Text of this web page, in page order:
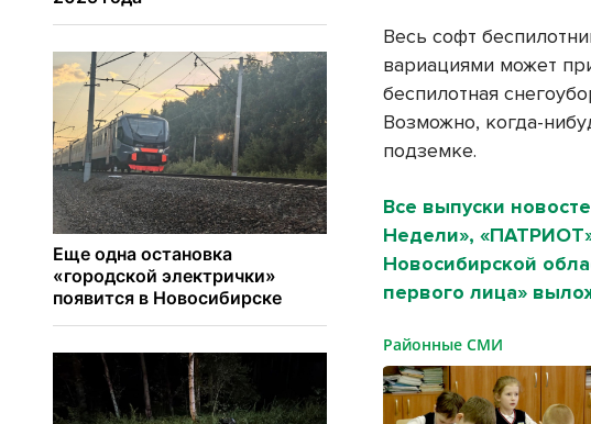
Весь софт
вариациями может
беспилотная
Возможно, когда-
подземке.
Все выпуски
Недели»,
Новосибирской
первого лица»
Районные СМИ